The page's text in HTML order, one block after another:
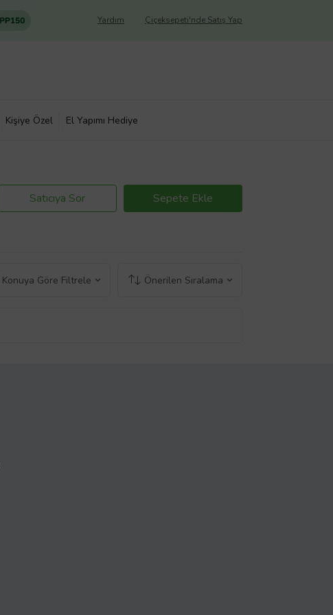
Çiçeksepeti'nde Satış Yap
Yardım
Kişiye Özel El Yapımı Hediye
Satıcıya Sor Sepete Ekle
Konuya Göre Filtrele Önerilen Sıralama